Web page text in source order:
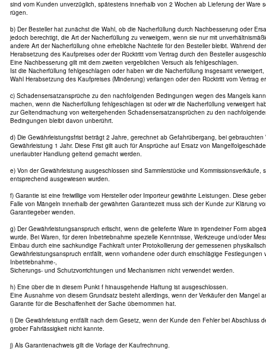
sind vom Kunden unverzüglich, spätestens innerhalb von 2 Wochen ab Lieferung der Ware
rügen.
b) Der Besteller hat zunächst die Wahl, ob die Nacherfüllung durch Nachbesserung oder
jedoch berechtigt, die Art der Nacherfüllung zu verweigern, wenn sie nur mit
andere Art der Nacherfüllung ohne erhebliche Nachteile für den Besteller bleibt. Während
Herabsetzung des Kaufpreises oder der Rücktritt vom Vertrag durch den Besteller
Eine Nachbesserung gilt mit dem zweiten vergeblichen Versuch als fehlgeschlagen.
Ist die Nacherfüllung fehlgeschlagen oder haben wir die Nacherfüllung insgesamt
Wahl Herabsetzung des Kaufpreises (Minderung) verlangen oder den Rücktritt vom Vertrag
c) Schadensersatzansprüche zu den nachfolgenden Bedingungen wegen des Mangels
machen, wenn die Nacherfüllung fehlgeschlagen ist oder wir die Nacherfüllung verweigert
zur Geltendmachung von weitergehenden Schadensersatzansprüchen zu den
Bedingungen bleibt davon unberührt.
d) Die Gewährleistungsfrist beträgt 2 Jahre, gerechnet ab Gefahrübergang, bei gebrauchten
Gewährleistung 1 Jahr. Diese Frist gilt auch für Ansprüche auf Ersatz von
unerlaubter Handlung geltend gemacht werden.
e) Von der Gewährleistung ausgeschlossen sind Sammlerstücke und Kommissionsverkäufe,
entsprechend ausgewiesen wurden.
f) Garantie ist eine freiwillige vom Hersteller oder Importeur gewährte Leistungen. Diese
Falle von Mängeln innerhalb der gewährten Garantiezeit muss sich der Kunde zur Klärung
Garantiegeber wenden.
g) Der Gewährleistungsanspruch erlischt, wenn die gelieferte Ware in irgendeiner Form
wurde. Bei Waren, für deren Inbetriebnahme spezielle Kenntnisse, Werkzeuge und/oder
Einbau durch eine sachkundige Fachkraft unter Protokollierung der gemessenen
Gewährleistungsanspruch entfällt, wenn vorhandene oder durch einschlägige Festlegungen
Inbetriebnahme-,
Sicherungs- und Schutzvorrichtungen und Mechanismen nicht verwendet werden.
h) Eine über die in diesem Punkt f hinausgehende Haftung ist ausgeschlossen.
Eine Ausnahme von diesem Grundsatz besteht allerdings, wenn der Verkäufer den Mangel
Garantie für die Beschaffenheit der Sache übernommen hat.
i) Die Gewährleistung entfällt nach dem Gesetz, wenn der Kunde den Fehler bei Abschluss
grober Fahrlässigkeit nicht kannte.
j) Als Garantienachweis gilt die Vorlage der Kaufrechnung.